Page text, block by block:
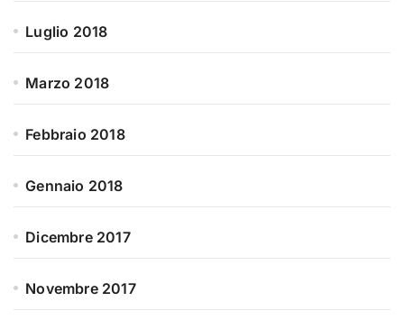
Luglio 2018
Marzo 2018
Febbraio 2018
Gennaio 2018
Dicembre 2017
Novembre 2017